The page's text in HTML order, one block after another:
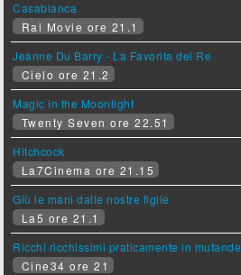
Casablanca
Rai Movie ore 21.1
Jeanne Du Barry - La Favorita del Re
Cielo ore 21.2
Magic in the Moonlight
Twenty Seven ore 22.51
Hitchcock
La7Cinema ore 21.15
Giù le mani dalle nostre figlie
La5 ore 21.1
Ricchi ricchissimi praticamente in mutande
Cine34 ore 21